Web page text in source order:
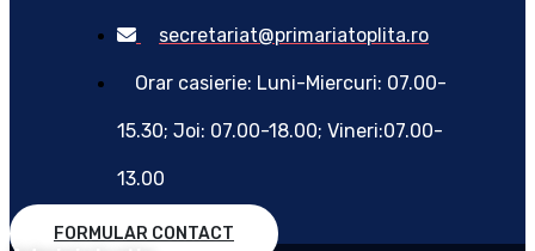
secretariat@primariatoplita.ro
Orar casierie: Luni-Miercuri: 07.00-
15.30; Joi: 07.00-18.00; Vineri:07.00-
13.00
FORMULAR CONTACT